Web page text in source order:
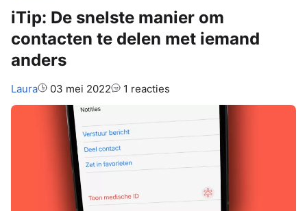
iTip: De snelste manier om
contacten te delen met iemand
anders
Auteur:
Laura 03 mei 2022 1 reacties